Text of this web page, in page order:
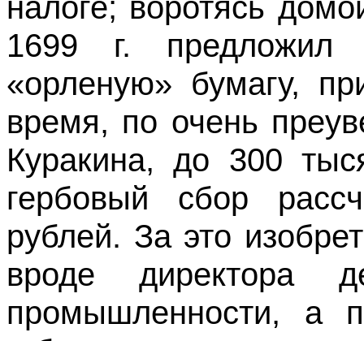
1699 г.
«орленую» бумагу,
время, по очень
Куракина, до 300
гербовый сбор
рублей. За это
вроде директора
промышленности, а